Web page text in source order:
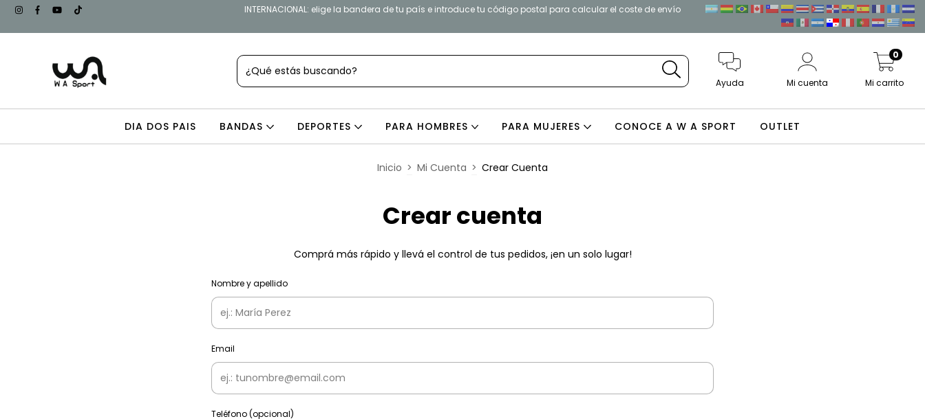
INTERNACIONAL: elige la bandera de tu país e introduce tu código postal para calcular el coste de envío
Ayuda Mi cuenta Mi carrito
0
DIA DOS PAIS BANDAS DEPORTES PARA HOMBRES PARA MUJERES CONOCE A W A SPORT OUTLET
Inicio > Mi Cuenta > Crear Cuenta
Crear cuenta
Comprá más rápido y llevá el control de tus pedidos, ¡en un solo lugar!
Nombre y apellido
Email
Teléfono (opcional)